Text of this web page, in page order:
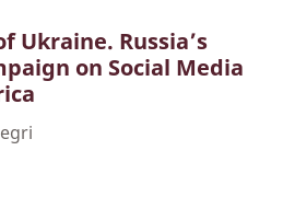
Ukraine. Russia’s
on Social Media